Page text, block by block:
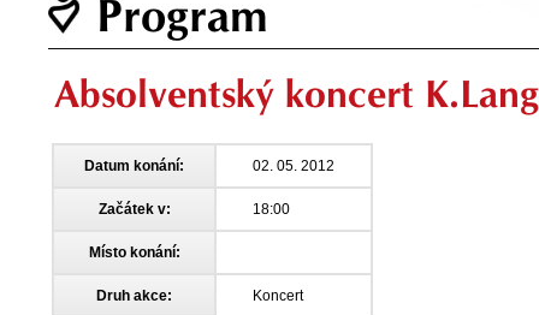
Program
Absolventský koncert
Datum konání: 02. 05. 2012
Začátek v: 18:00
Místo konání:
Druh akce: Koncert